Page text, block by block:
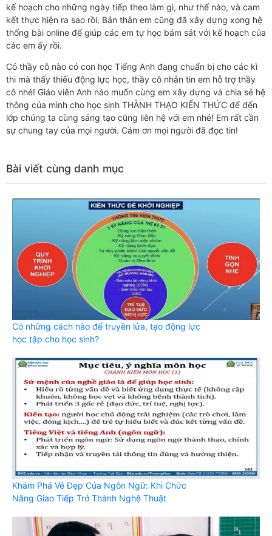
kế hoạch cho những ngày tiếp theo làm gì, như thế nào, và cam
kết thực hiện ra sao rồi. Bản thân em cũng đã xây dựng xong hệ
thống bài online để giúp các em tự học bám sát với kế hoạch của
các em ấy rồi.
Có thầy cô nào có con học Tiếng Anh đang chuẩn bị cho các kì
thi mà thấy thiếu động lực học, thầy cô nhắn tin em hỗ trợ thầy
cô nhé! Giáo viên Anh nào muốn cùng em xây dựng và chia sẻ hệ
thông của mình cho học sinh THÀNH THẠO KIẾN THỨC để đến
lớp chúng ta cùng sáng tạo cũng liên hệ với em nhé! Em rất cần
sự chung tay của mọi người. Cám ơn mọi người đã đọc tin!
Bài viết cùng danh mục
Có những cách nào để truyền lửa, tạo động lực
học tập cho học sinh?
Khám Phá Vẻ Đẹp Của Ngôn Ngữ: Khi Chức
Năng Giao Tiếp Trở Thành Nghệ Thuật